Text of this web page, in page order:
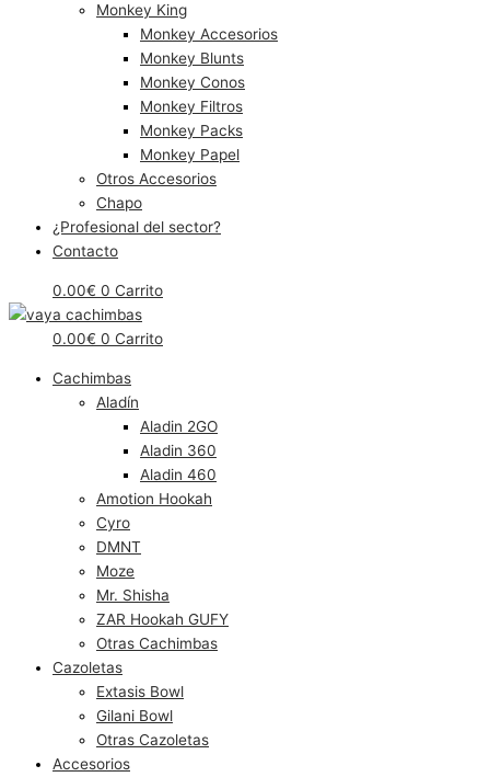
Monkey King
Monkey Accesorios
Monkey Blunts
Monkey Conos
Monkey Filtros
Monkey Packs
Monkey Papel
Otros Accesorios
Chapo
¿Profesional del sector?
Contacto
0.00€ 0 Carrito
0.00€ 0 Carrito
Cachimbas
Aladín
Aladin 2GO
Aladin 360
Aladin 460
Amotion Hookah
Cyro
DMNT
Moze
Mr. Shisha
ZAR Hookah GUFY
Otras Cachimbas
Cazoletas
Extasis Bowl
Gilani Bowl
Otras Cazoletas
Accesorios